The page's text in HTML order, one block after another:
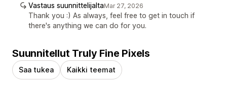
Vastaus suunnittelijaltaMar 27, 2026
Thank you :) As always, feel free to get in touch if
there's anything we can do for you.
Suunnitellut Truly Fine Pixels
Saa tukea Kaikki teemat